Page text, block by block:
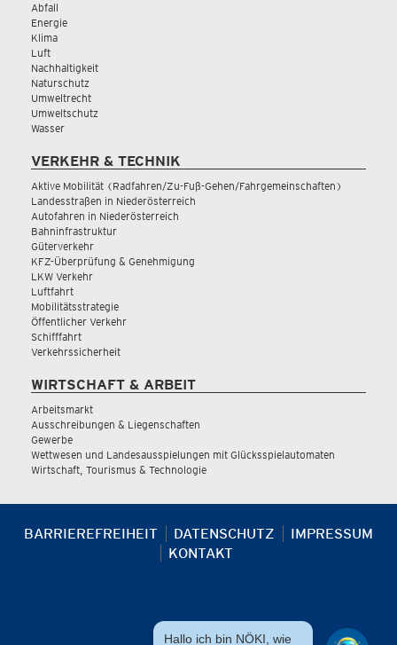
Abfall
Energie
Klima
Luft
Nachhaltigkeit
Naturschutz
Umweltrecht
Umweltschutz
Wasser
VERKEHR & TECHNIK
Aktive Mobilität (Radfahren/Zu-Fuß-Gehen/Fahrgemeinschaften)
Landesstraßen in Niederösterreich
Autofahren in Niederösterreich
Bahninfrastruktur
Güterverkehr
KFZ-Überprüfung & Genehmigung
LKW Verkehr
Luftfahrt
Mobilitätsstrategie
Öffentlicher Verkehr
Schifffahrt
Verkehrssicherheit
WIRTSCHAFT & ARBEIT
Arbeitsmarkt
Ausschreibungen & Liegenschaften
Gewerbe
Wettwesen und Landesausspielungen mit Glücksspielautomaten
Wirtschaft, Tourismus & Technologie
BARRIEREFREIHEIT DATENSCHUTZ
IMPRESSUM
KONTAKT
Hallo ich bin NÖKI, wie